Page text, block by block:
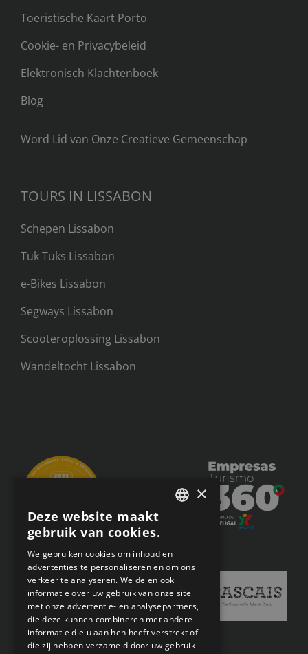
Toeristische Kaart Porto
Cookie- en Privacybeleid
Elektronisch Klachtenboek
Blog
Word Lid van Onze Creatieve Gemeenschap
TOURS IN LISSABON
Schepen Lissabon
Tuk Tuks Lissabon
e-Bikes Lissabon
Segways Lissabon
Scooteroplossing Lissabon
Wandeltocht Lissabon
FRENCH
SPANISH
DUTCH
×
Deze website maakt
gebruik van cookies.
We gebruiken cookies om inhoud en
advertenties te personaliseren en om ons
verkeer te analyseren. We delen ook
informatie over uw gebruik van onze site
met onze advertentie- en analysepartners,
die deze kunnen combineren met andere
informatie die u aan hen heeft verstrekt of
die zij hebben verzameld door uw gebruik